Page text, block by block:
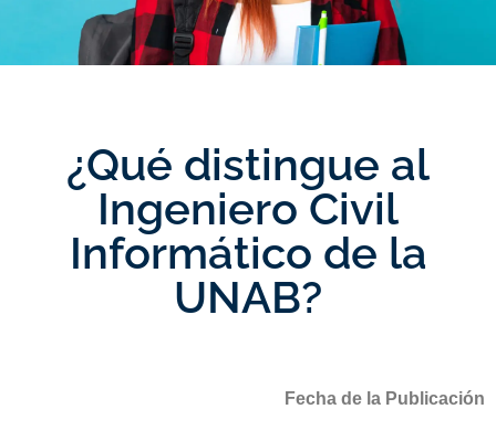
¿Qué distingue al
Ingeniero Civil
Informático de la
UNAB?
Fecha de la Publicación